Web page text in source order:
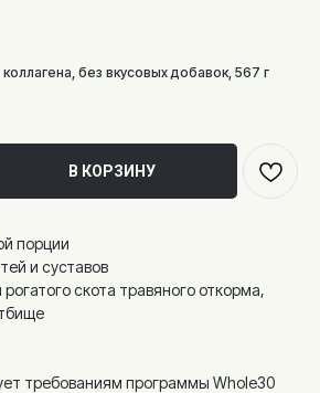
без вкусовых добавок, 567 г
В КОРЗИНУ
порции
и суставов
скота травяного откорма,
требованиям программы Whole30